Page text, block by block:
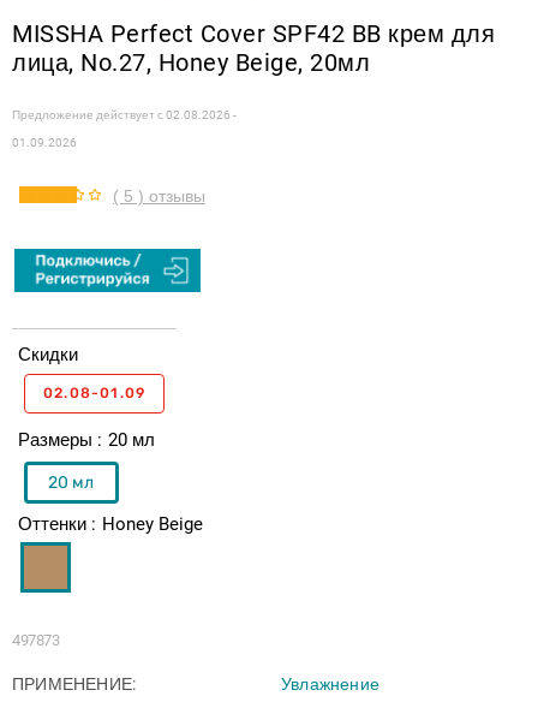
MISSHA Perfect Cover SPF42 BB крем для
лица, No.27, Honey Beige, 20мл
Предложение действует с02.08.2026 -
01.09.2026
( 5 ) отзывы
497873
Размеры 20 мл
20 мл
Оттенки Honey Beige
Скидки
02.08-01.09
ПРИМЕНЕНИЕ Увлажнение